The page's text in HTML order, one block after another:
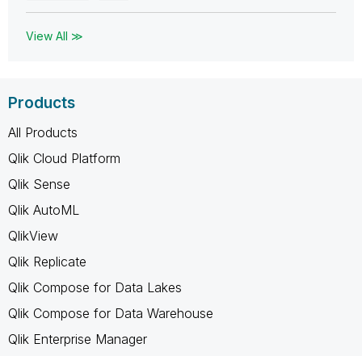
View All ≫
Products
All Products
Qlik Cloud Platform
Qlik Sense
Qlik AutoML
QlikView
Qlik Replicate
Qlik Compose for Data Lakes
Qlik Compose for Data Warehouse
Qlik Enterprise Manager